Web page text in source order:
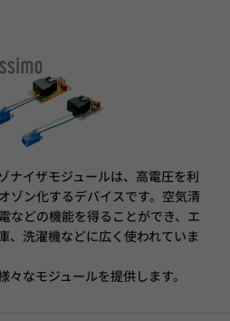
ナイザモジュールは、高電圧を利
ゾン化するデバイスです。空気清
などの機能を得ることができ、エ
、洗濯機などに広く使われていま
なモジュールを提供します。